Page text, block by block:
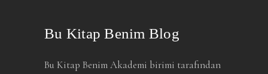
Bu Kitap Benim Blog
Bu Kitap Benim Akademi birimi tarafından